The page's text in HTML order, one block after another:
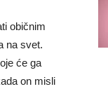
običnim
na svet.
će ga
on misli